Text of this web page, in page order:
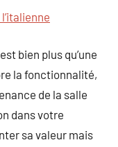
bien plus qu’une
la fonctionnalité,
de la salle
dans votre
sa valeur mais